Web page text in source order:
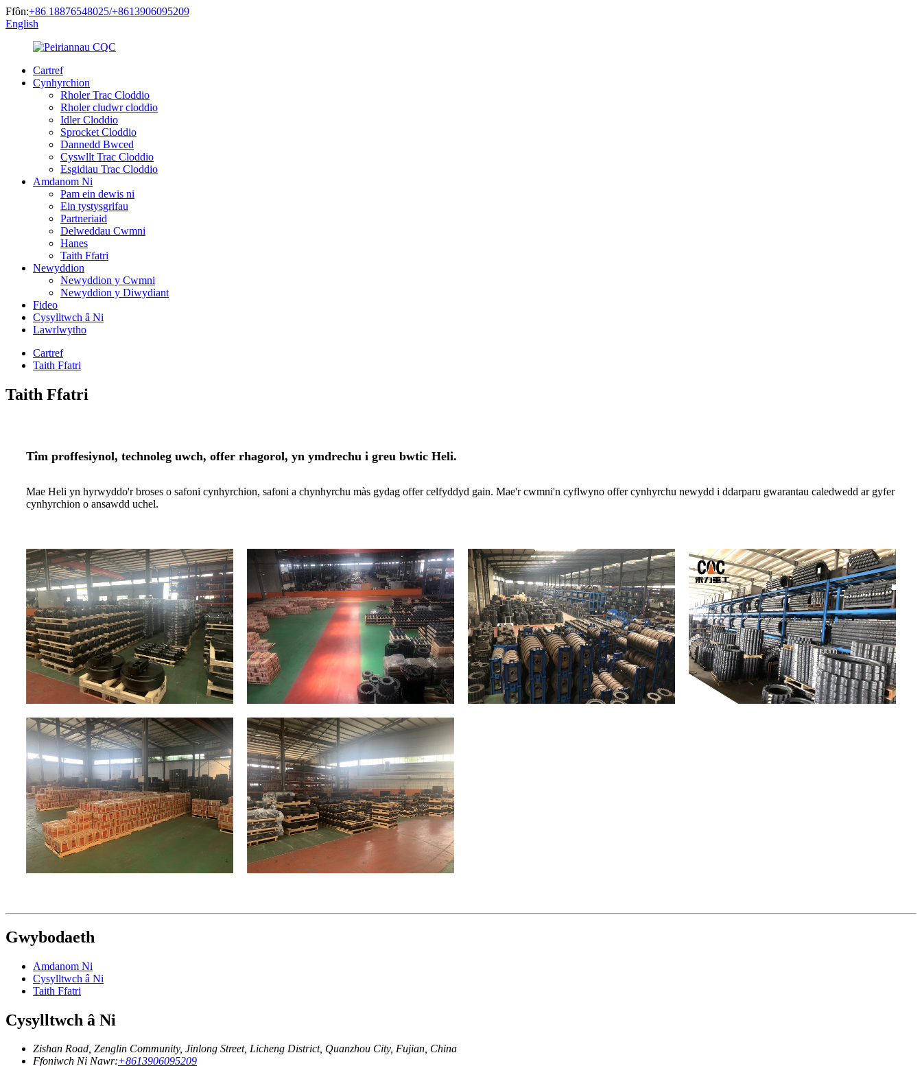
Ffôn:+86 18876548025/+8613906095209
English
Cartref
Cynhyrchion
Rholer Trac Cloddio
Rholer cludwr cloddio
Idler Cloddio
Sprocket Cloddio
Dannedd Bwced
Cyswllt Trac Cloddio
Esgidiau Trac Cloddio
Amdanom Ni
Pam ein dewis ni
Ein tystysgrifau
Partneriaid
Delweddau Cwmni
Hanes
Taith Ffatri
Newyddion
Newyddion y Cwmni
Newyddion y Diwydiant
Fideo
Cysylltwch â Ni
Lawrlwytho
Cartref
Taith Ffatri
Taith Ffatri
Tîm proffesiynol, technoleg uwch, offer rhagorol, yn ymdrechu i greu bwtic Heli.
Mae Heli yn hyrwyddo'r broses o safoni cynhyrchion, safoni a chynhyrchu màs gydag offer celfyddyd gain. Mae'r cwmni'n cyflwyno offer cynhyrchu newydd i ddarparu gwarantau caledwedd ar gyfer
cynhyrchion o ansawdd uchel.
Gwybodaeth
Amdanom Ni
Cysylltwch â Ni
Taith Ffatri
Cysylltwch â Ni
Zishan Road, Zenglin Community, Jinlong Street, Licheng District, Quanzhou City, Fujian, China
Ffoniwch Ni Nawr:+8613906095209